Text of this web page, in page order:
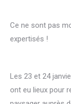
Ce ne sont pas
expertisés !
Les 23 et 24
ont eu lieux pour